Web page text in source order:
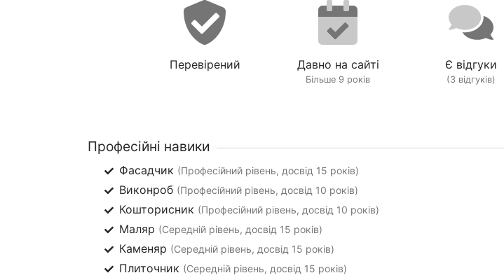
Перевірений Давно на сайті
Більше 9 років
Є відгуки
(3 відгуків)
Професійні навики
Фасадчик (Професійний рівень, досвід 15 років)
Виконроб (Професійний рівень, досвід 10 років)
Кошторисник (Професійний рівень, досвід 10 років)
Маляр (Середній рівень, досвід 15 років)
Каменяр (Середній рівень, досвід 15 років)
Плиточник (Середній рівень, досвід 15 років)